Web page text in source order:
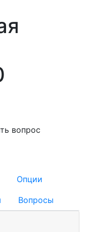
вопрос
Опции
Вопросы